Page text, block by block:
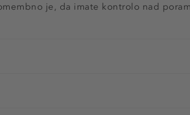
je, da imate kontrolo nad